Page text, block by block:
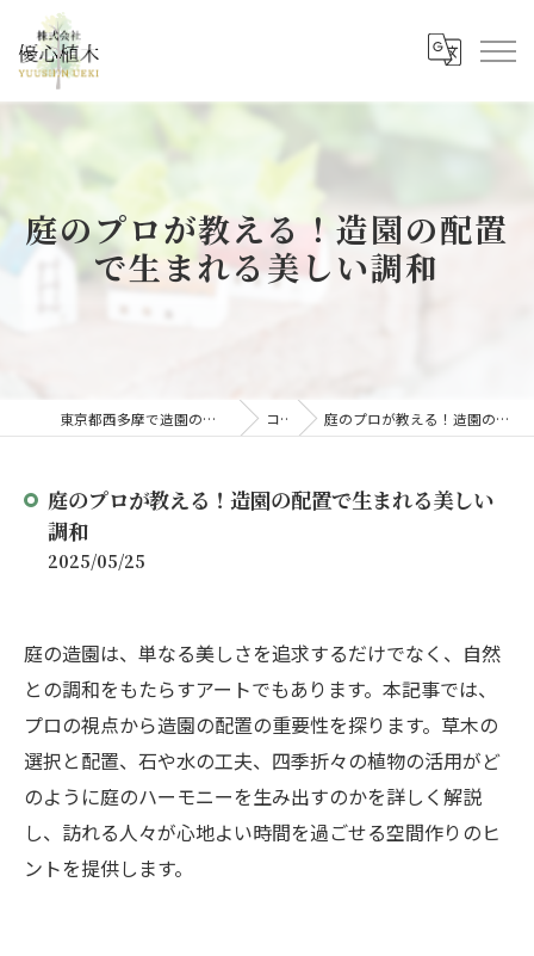
庭のプロが教える！造園の配置
で生まれる美しい調和
東京都西多摩で造園の求人なら株式会社優心植木 コラム 庭のプロが教える！造園の配置で生まれる美しい調和
庭のプロが教える！造園の配置で生まれる美しい
調和
2025/05/25
庭の造園は、単なる美しさを追求するだけでなく、自然
との調和をもたらすアートでもあります。本記事では、
プロの視点から造園の配置の重要性を探ります。草木の
選択と配置、石や水の工夫、四季折々の植物の活用がど
のように庭のハーモニーを生み出すのかを詳しく解説
し、訪れる人々が心地よい時間を過ごせる空間作りのヒ
ントを提供します。